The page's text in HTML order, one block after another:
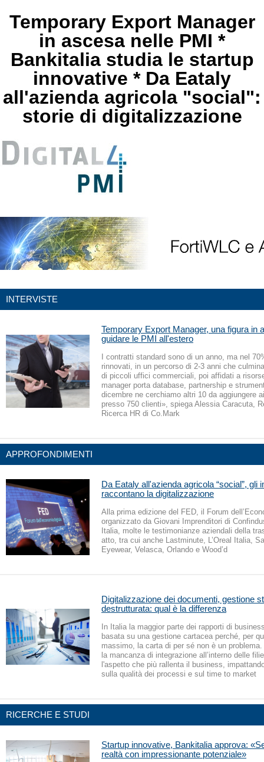
Temporary Export Manager
in ascesa nelle PMI *
Bankitalia studia le startup
innovative * Da Eataly
all'azienda agricola "social":
storie di digitalizzazione
INTERVISTE
Temporary Export Manager, una figura in
guidare le PMI all'estero
I contratti standard sono di un anno, ma nel
rinnovati, in un percorso di 2-3 anni che
di piccoli uffici commerciali, poi affidati a
manager porta database, partnership e
dicembre ne cerchiamo altri 10 da aggiungere
presso 750 clienti», spiega Alessia Caracuta,
Ricerca HR di Co.Mark
APPROFONDIMENTI
Da Eataly all'azienda agricola “social”, gli
raccontano la digitalizzazione
Alla prima edizione del FED, il Forum
organizzato da Giovani Imprenditori di
Italia, molte le testimonianze aziendali della
atto, tra cui anche Lastminute, L’Oreal Italia,
Eyewear, Velasca, Orlando e Wood’d
Digitalizzazione dei documenti, gestione
destrutturata: qual è la differenza
In Italia la maggior parte dei rapporti di
basata su una gestione cartacea perché, per
massimo, la carta di per sé non è un
la mancanza di integrazione all’interno delle
l'aspetto che più rallenta il business,
sulla qualità dei processi e sul time to market
RICERCHE E STUDI
Startup innovative, Bankitalia approva:
realtà con impressionante potenziale»